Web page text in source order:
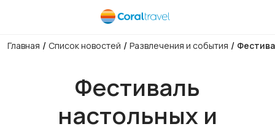
Главная / Список новостей / Развлечения и события /
Фестиваль
настольных и